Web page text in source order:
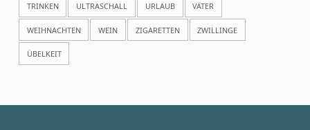
TRINKEN ULTRASCHALL URLAUB VÄTER
WEIHNACHTEN WEIN ZIGARETTEN ZWILLINGE
ÜBELKEIT